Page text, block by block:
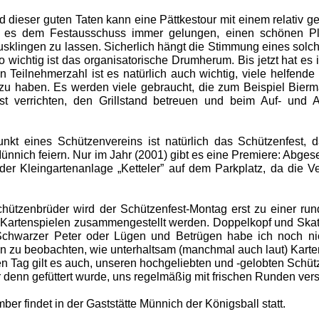
dieser guten Taten kann eine Pättkestour mit einem relativ
dem Festausschuss immer gelungen, einen schönen
zu lassen. Sicherlich hängt die Stimmung eines
wichtig ist das organisatorische Drumherum. Bis jetzt hat
Teilnehmerzahl ist es natürlich auch wichtig, viele
haben. Es werden viele gebraucht, die zum Beispiel
verrichten, den Grillstand betreuen und beim Auf- und
eines Schützenvereins ist natürlich das
feiern. Nur im Jahr (2001) gibt es eine Premiere:
Kleingartenanlage „Ketteler” auf dem Parkplatz, da die
wird der Schützenfest-Montag erst zu einer
zusammengestellt werden. Doppelkopf und
Peter oder Lügen und Betrügen habe ich noch
zu beobachten, wie unterhaltsam (manchmal auch laut)
Tag gilt es auch, unseren hochgeliebten und -gelobten
denn gefüttert wurde, uns regelmäßig mit frischen Runden
findet in der Gaststätte Münnich der Königsball statt.